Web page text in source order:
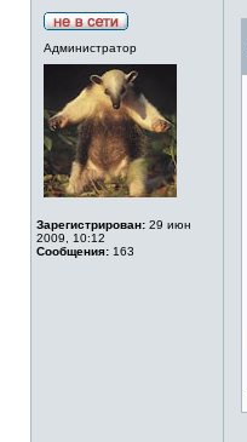
Администратор
Зарегистрирован: 29 июн
2009, 10:12
Сообщения: 163